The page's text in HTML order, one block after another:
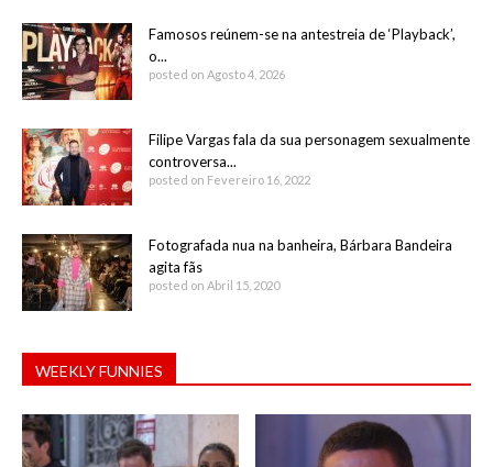
Famosos reúnem-se na antestreia de ‘Playback’,
o...
posted on Agosto 4, 2026
Filipe Vargas fala da sua personagem sexualmente
controversa...
posted on Fevereiro 16, 2022
Fotografada nua na banheira, Bárbara Bandeira
agita fãs
posted on Abril 15, 2020
WEEKLY FUNNIES